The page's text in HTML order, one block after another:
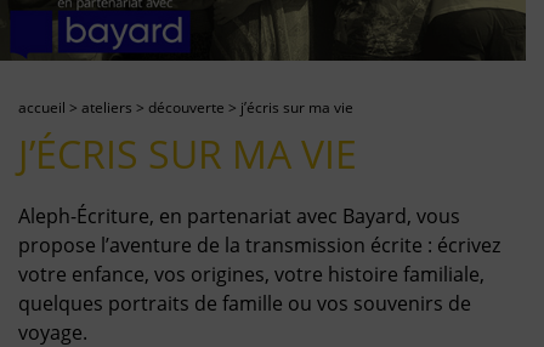
accueil > ateliers > découverte > j’écris sur ma vie
J’ÉCRIS SUR MA VIE
Aleph-Écriture, en partenariat avec Bayard, vous
propose l’aventure de la transmission écrite : écrivez
votre enfance, vos origines, votre histoire familiale,
quelques portraits de famille ou vos souvenirs de
voyage.